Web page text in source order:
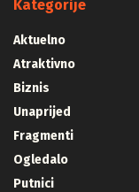
Kategorije
Aktuelno
Atraktivno
Biznis
Unaprijed
Fragmenti
Ogledalo
Putnici